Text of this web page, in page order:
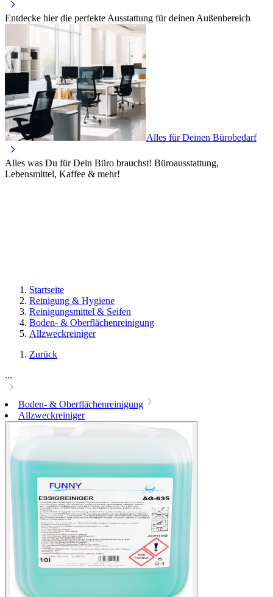
Entdecke hier die perfekte Ausstattung für deinen Außenbereich
Alles für Deinen Bürobedarf
Alles was Du für Dein Büro brauchst! Büroausstattung,
Lebensmittel, Kaffee & mehr!
Startseite
Reinigung & Hygiene
Reinigungsmittel & Seifen
Boden- & Oberflächenreinigung
Allzweckreiniger
Zurück
...
Boden- & Oberflächenreinigung
Allzweckreiniger